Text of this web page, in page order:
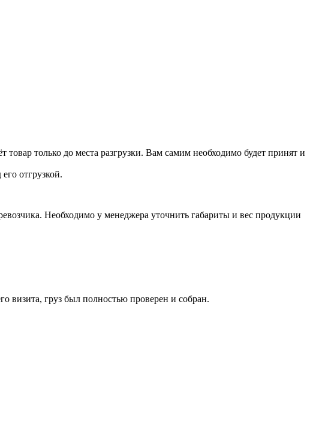
только до места разгрузки. Вам самим необходимо будет принят и
отгрузкой.
Необходимо у менеджера уточнить габариты и вес продукции
визита, груз был полностью проверен и собран.